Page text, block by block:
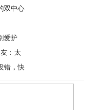
双中心
爱护
：太
错，快
2020-08-23